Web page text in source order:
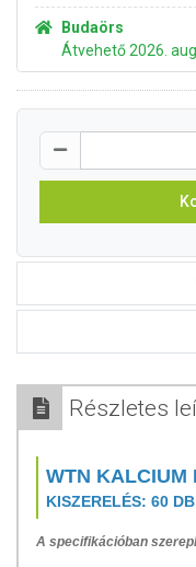
Budaörs
Átvehető 2026.
Részletes
WTN KALCIUM
KISZERELÉS: 60
A specifikációban